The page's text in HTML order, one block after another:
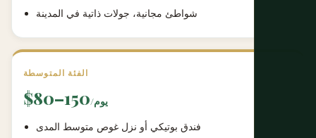
شواطئ مجانية، جولات ذاتية في المدينة
الفئة المتوسطة
$80–150 /يوم
فندق بوتيكي أو نزل غوص متوسط المدى